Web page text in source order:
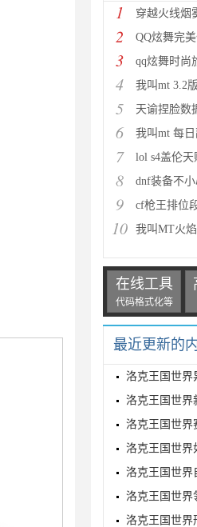
1 穿越火线烟雾
2 QQ炫舞完美假期
3 qq炫舞时尚
4 我叫mt 3.2版本
5 天谕捏脸数
6 我叫mt 每
7 lol s4盖伦天赋加
8 dnf装备不
9 cf枪王排位段位
10 我叫MT火焰之
在线工具
代码格式化等
最近更新的